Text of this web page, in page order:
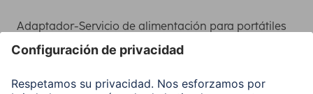
Adaptador-Servicio de alimentación para portátiles